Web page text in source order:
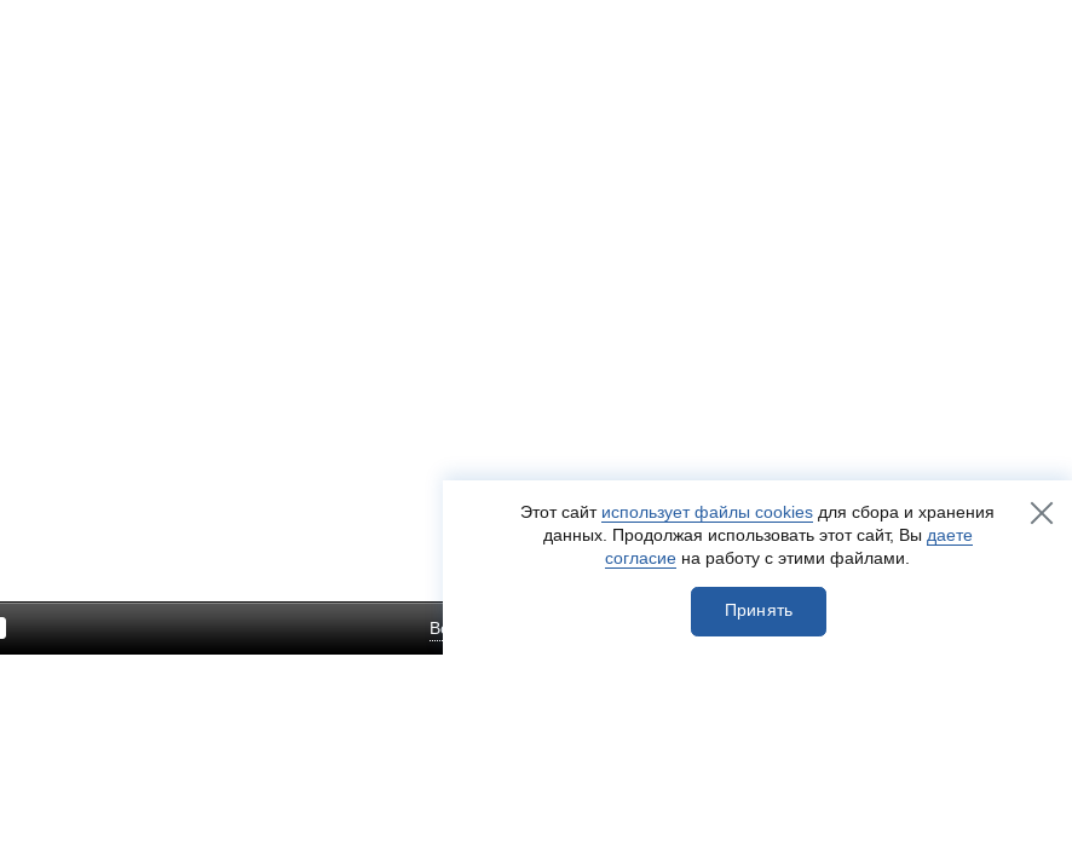
Войти
Этот сайт использует файлы cookies для сбора и хранения
данных. Продолжая использовать этот сайт, Вы даете
согласие на работу с этими файлами.
Принять